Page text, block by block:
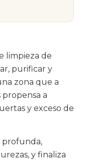
limpieza de
purificar y
zona que a
a
y exceso de
profunda,
y finaliza